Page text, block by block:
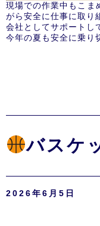
現場での作業中もこま
がら安全に仕事に取り
会社としてサポートし
今年の夏も安全に乗り
バスケ
2026年6月5日